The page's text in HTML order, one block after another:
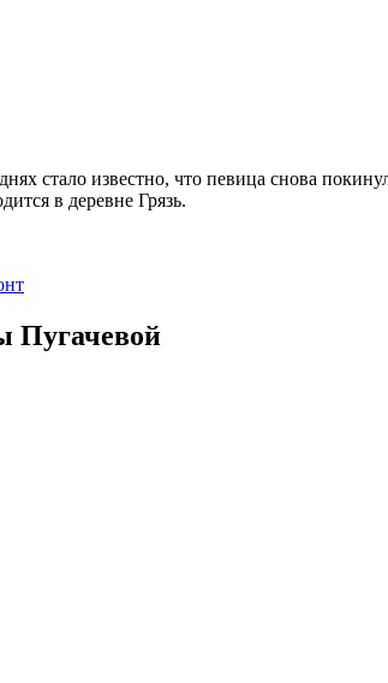
стало известно, что певица снова
в деревне Грязь.
Пугачевой